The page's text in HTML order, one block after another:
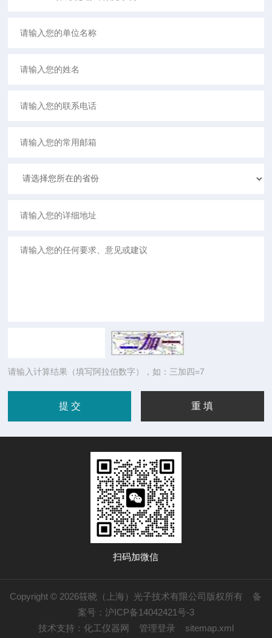
请输入计算结果（填写阿拉伯数字），如：三加四=7
扫码加微信
Copyright © 2026筱晓（上海）光子技术有限公司版权所有 备
案号：沪ICP备14042421号-3
技术支持： 化工仪器网 管理登录 sitemap.xml